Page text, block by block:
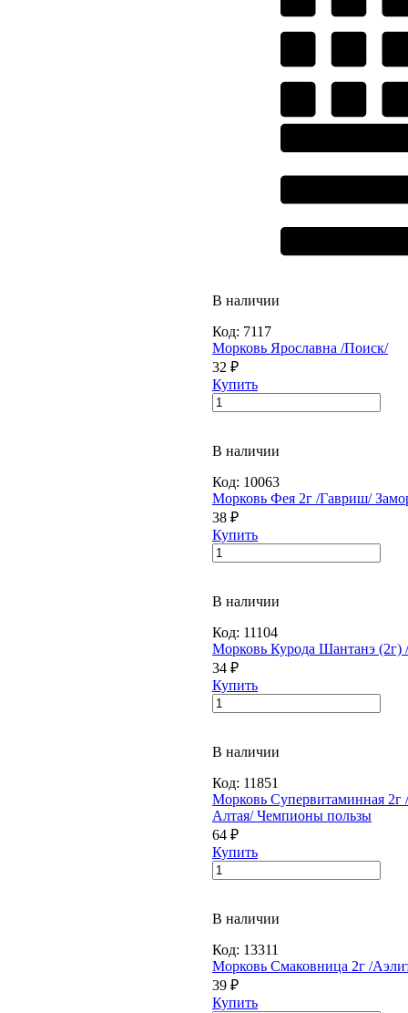
В наличии
Код: 7117
Морковь Ярославна /Поиск/
32 ₽
Купить
В наличии
Код: 10063
Морковь Фея 2г /Гавриш/
38 ₽
Купить
В наличии
Код: 11104
Морковь Курода Шантанэ (2г)
34 ₽
Купить
В наличии
Код: 11851
Морковь Супервитаминная 2г
Алтая/ Чемпионы пользы
64 ₽
Купить
В наличии
Код: 13311
Морковь Смаковница 2г /
39 ₽
Купить